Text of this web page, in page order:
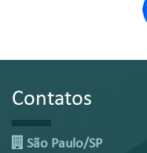
Contatos
São Paulo/SP